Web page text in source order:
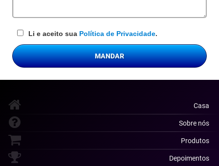
Li e aceito sua Política de Privacidade.
MANDAR
Casa
Sobre nós
Produtos
Depoimentos